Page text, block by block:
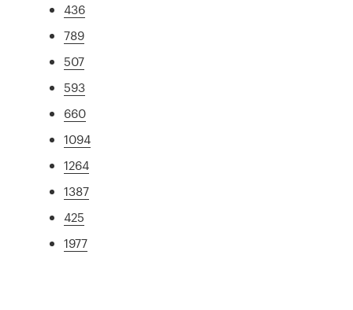
436
789
507
593
660
1094
1264
1387
425
1977